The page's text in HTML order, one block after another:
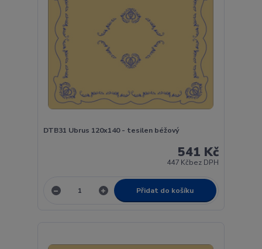
DTB31 Ubrus 120x140 - tesilen béžový
541 Kč
447 Kčbez DPH
Přidat do košíku